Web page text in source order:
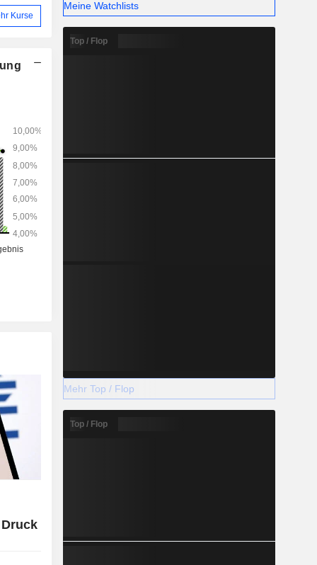
Kurse
Meine Watchlists
Top / Flop
Mehr Top / Flop
Top / Flop